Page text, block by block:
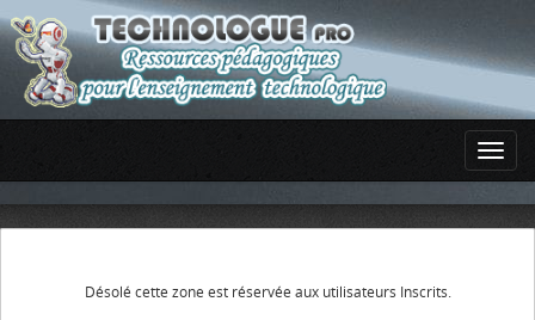
Désolé cette zone est réservée aux utilisateurs Inscrits.